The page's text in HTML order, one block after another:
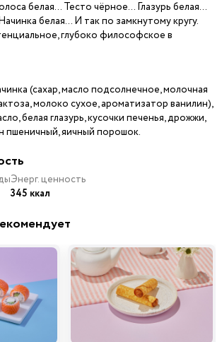
белая… Тесто чёрное… Глазурь белая…
белая… И так по замкнутому кругу.
глубоко философское в
(сахар, масло подсолнечное, молочная
молоко сухое, ароматизатор ванилин),
белая глазурь, кусочки печенья, дрожжи,
пшеничный, яичный порошок.
Энерг. ценность
345 ккал